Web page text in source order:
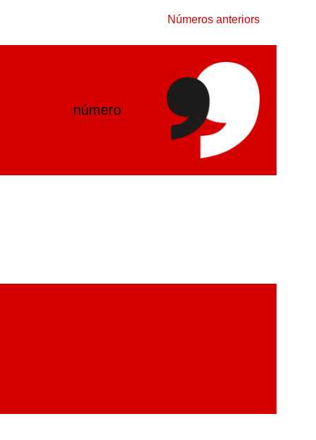
Números anteriors
número